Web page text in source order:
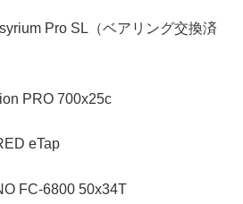
Pro SL（ベアリング交換済
PRO 700x25c
eTap
FC-6800 50x34T